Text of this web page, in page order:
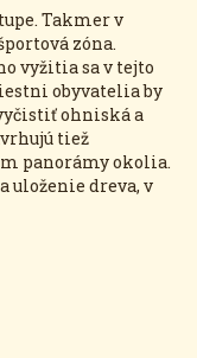
Takmer v
zóna.
vyžitia sa v tejto
obyvatelia by
ohniská a
tiež
panorámy okolia.
uloženie dreva, v